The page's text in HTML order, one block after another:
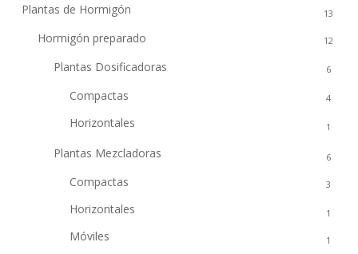
Plantas de Hormigón 13
Hormigón preparado 12
Plantas Dosificadoras 6
Compactas 4
Horizontales 1
Plantas Mezcladoras 6
Compactas 3
Horizontales 1
Móviles 1